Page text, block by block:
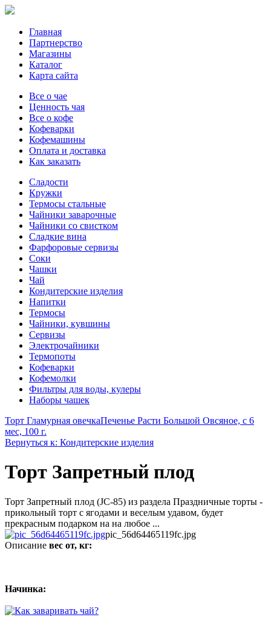
Главная
Партнерство
Магазины
Каталог
Карта сайта
Все о чае
Ценность чая
Все о кофе
Кофеварки
Кофемашины
Оплата и доставка
Как заказать
Сладости
Кружки
Термосы стальные
Чайники заварочные
Чайники со свистком
Сладкие вина
Фарфоровые сервизы
Соки
Чашки
Чай
Кондитерские изделия
Напитки
Термосы
Чайники, кувшины
Сервизы
Электрочайники
Термопоты
Кофеварки
Кофемолки
Фильтры для воды, кулеры
Наборы чашек
Торт Гламурная овечкаПеченье Расти Большой Овсяное, с 6
мес, 100 г.
Вернуться к: Кондитерские изделия
Торт Запретный плод
Торт Запретный плод (JC-85) из раздела Праздничные торты -
прикольный торт с ягодами и веселым удавом, будет
прекрасным подарком на на любое ...
pic_56d64465119fc.jpg
Описание вес от, кг:
Начинка: